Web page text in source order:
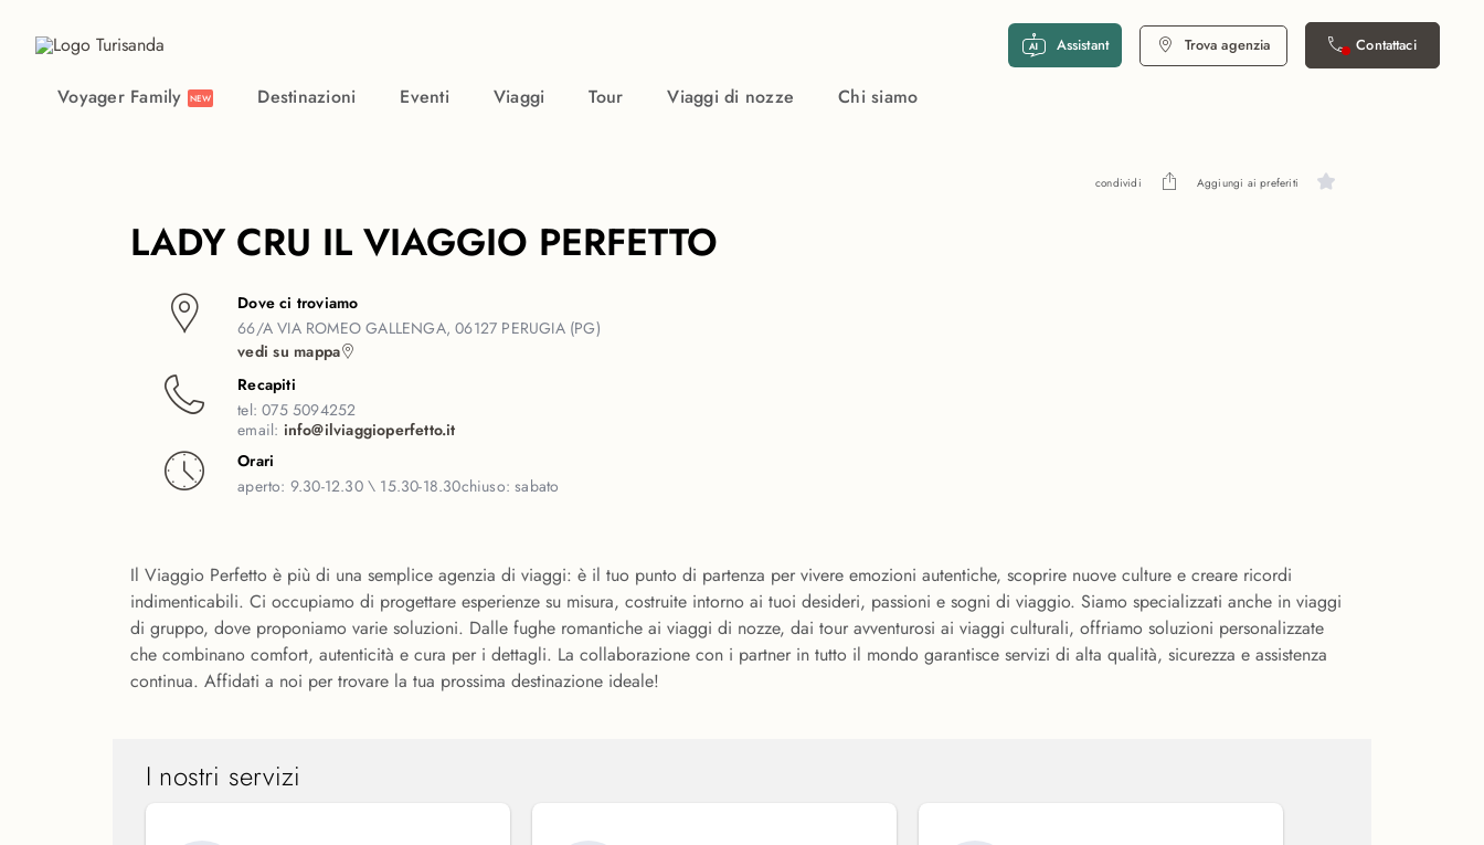
Assistant Trova agenzia Contattaci
Voyager Family NEW Destinazioni Eventi Viaggi Tour Viaggi di nozze Chi siamo
condividi Aggiungi ai preferiti
LADY CRU IL VIAGGIO PERFETTO
Dove ci troviamo
66/A VIA ROMEO GALLENGA, 06127 PERUGIA (PG)
vedi su mappa
Recapiti
tel:075 5094252
email: info@ilviaggioperfetto.it
Orari
aperto: 9.30-12.30 \ 15.30-18.30chiuso:sabato
Il Viaggio Perfetto è più di una semplice agenzia di viaggi: è il tuo punto di partenza per vivere emozioni autentiche, scoprire nuove culture e creare ricordi
indimenticabili. Ci occupiamo di progettare esperienze su misura, costruite intorno ai tuoi desideri, passioni e sogni di viaggio. Siamo specializzati anche in viaggi
di gruppo, dove proponiamo varie soluzioni. Dalle fughe romantiche ai viaggi di nozze, dai tour avventurosi ai viaggi culturali, offriamo soluzioni personalizzate
che combinano comfort, autenticità e cura per i dettagli. La collaborazione con i partner in tutto il mondo garantisce servizi di alta qualità, sicurezza e assistenza
continua. Affidati a noi per trovare la tua prossima destinazione ideale!
I nostri servizi